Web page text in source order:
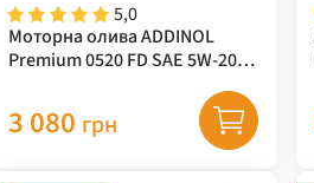
5,0
Моторна олива ADDINOL
Premium 0520 FD SAE 5W-20,
3 080 грн